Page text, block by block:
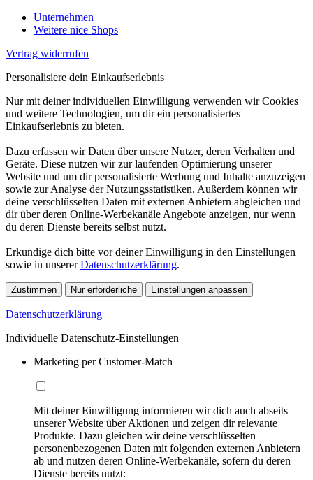
Unternehmen
Weitere nice Shops
Vertrag widerrufen
Personalisiere dein Einkaufserlebnis
Nur mit deiner individuellen Einwilligung verwenden wir Cookies
und weitere Technologien, um dir ein personalisiertes
Einkaufserlebnis zu bieten.
Dazu erfassen wir Daten über unsere Nutzer, deren Verhalten und
Geräte. Diese nutzen wir zur laufenden Optimierung unserer
Website und um dir personalisierte Werbung und Inhalte anzuzeigen
sowie zur Analyse der Nutzungsstatistiken. Außerdem können wir
deine verschlüsselten Daten mit externen Anbietern abgleichen und
dir über deren Online-Werbekanäle Angebote anzeigen, nur wenn
du deren Dienste bereits selbst nutzt.
Erkundige dich bitte vor deiner Einwilligung in den Einstellungen
sowie in unsererDatenschutzerklärung.
Zustimmen Nur erforderliche Einstellungen anpassen
Datenschutzerklärung
Individuelle Datenschutz-Einstellungen
Marketing per Customer-Match
Mit deiner Einwilligung informieren wir dich auch abseits
unserer Website über Aktionen und zeigen dir relevante
Produkte. Dazu gleichen wir deine verschlüsselten
personenbezogenen Daten mit folgenden externen Anbietern
ab und nutzen deren Online-Werbekanäle, sofern du deren
Dienste bereits nutzt: